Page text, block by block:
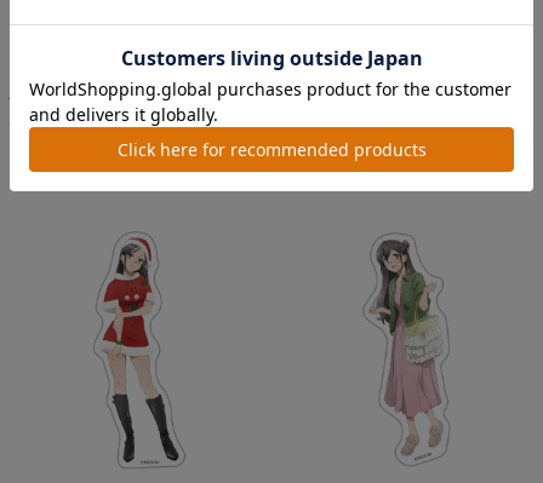
青春ブタ野郎はサンタクロースの夢を
見ない ダイカットステッカ...
価格：550円(税込)
青春ブタ野郎はサンタクロースの夢を
価格：550円(税込)